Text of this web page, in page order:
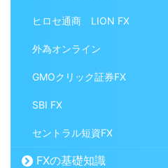
ヒロセ通商 LION FX
外為オンライン
GMOクリック証券FX
SBI FX
セントラル短資FX
FXの基礎知識